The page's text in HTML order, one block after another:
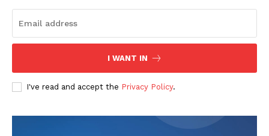
I WANT IN
I've read and accept the Privacy Policy.